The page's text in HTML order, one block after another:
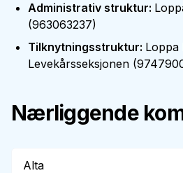
Administrativ struktur:
(963063237)
Tilknytningsstruktur: Loppa
Levekårsseksjonen (
Nærliggende
Alta